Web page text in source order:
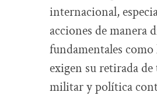
internacional,
acciones de manera
fundamentales
exigen su retirada
militar y política